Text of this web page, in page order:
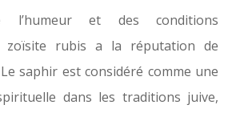
l’humeur et des conditions
zoïsite rubis a la réputation de
saphir est considéré comme une
dans les traditions juive,